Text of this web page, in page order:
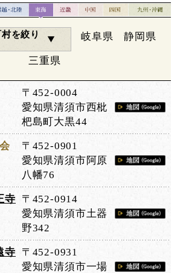
を絞り
岐阜県 静岡県
三重県
〒452-0004
愛知県清須市西枇
杷島町大黒44
〒452-0901
愛知県清須市阿原
八幡76
寺
〒452-0914
愛知県清須市土器
野342
寺
〒452-0931
愛知県清須市一場